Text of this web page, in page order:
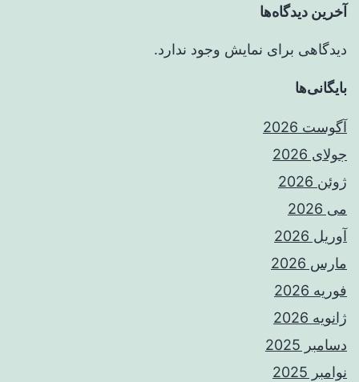
آخرین دیدگاه‌ها
دیدگاهی برای نمایش وجود ندارد.
بایگانی‌ها
آگوست 2026
جولای 2026
ژوئن 2026
می 2026
آوریل 2026
مارس 2026
فوریه 2026
ژانویه 2026
دسامبر 2025
نوامبر 2025